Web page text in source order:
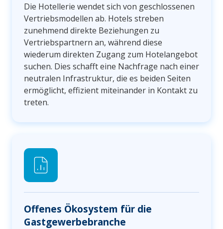
Die Hotellerie wendet sich von geschlossenen
Vertriebsmodellen ab. Hotels streben
zunehmend direkte Beziehungen zu
Vertriebspartnern an, während diese
wiederum direkten Zugang zum Hotelangebot
suchen. Dies schafft eine Nachfrage nach einer
neutralen Infrastruktur, die es beiden Seiten
ermöglicht, effizient miteinander in Kontakt zu
treten.
Offenes Ökosystem für die
Gastgewerbebranche